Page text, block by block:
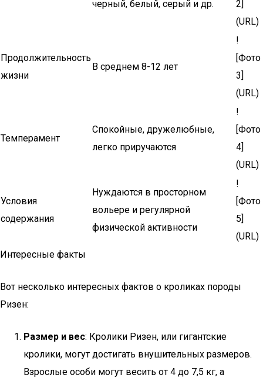
черный, белый, серый и др.
2]
(URL)
Продолжительность
жизни
В среднем 8-12 лет
!
[Фото
3]
(URL)
Темперамент
Спокойные, дружелюбные,
легко приручаются
!
[Фото
4]
(URL)
Условия
содержания
Нуждаются в просторном
вольере и регулярной
физической активности
!
[Фото
5]
(URL)
Интересные факты
Вот несколько интересных фактов о кроликах породы
Ризен:
Размер и вес: Кролики Ризен, или гигантские
кролики, могут достигать внушительных размеров.
Взрослые особи могут весить от 4 до 7,5 кг, а